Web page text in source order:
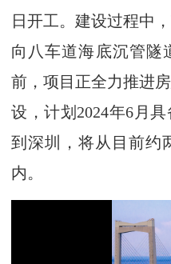
日开工。建设过程中
向八车道海底沉管隧
前，项目正全力推进
设，计划2024年6月
到深圳，将从目前约
内。